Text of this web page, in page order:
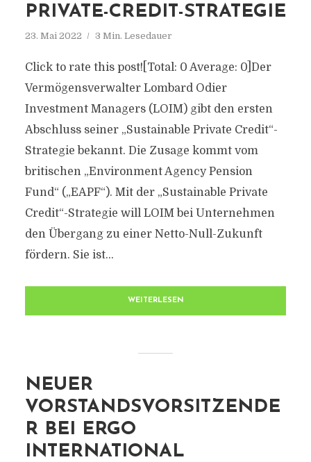
PRIVATE-CREDIT-STRATEGIE
23. Mai 2022 3 Min. Lesedauer
Click to rate this post![Total: 0 Average: 0]Der
Vermögensverwalter Lombard Odier
Investment Managers (LOIM) gibt den ersten
Abschluss seiner „Sustainable Private Credit“-
Strategie bekannt. Die Zusage kommt vom
britischen „Environment Agency Pension
Fund“ („EAPF“). Mit der „Sustainable Private
Credit“-Strategie will LOIM bei Unternehmen
den Übergang zu einer Netto-Null-Zukunft
fördern. Sie ist...
WEITERLESEN
NEUER
VORSTANDSVORSITZENDE
R BEI ERGO
INTERNATIONAL